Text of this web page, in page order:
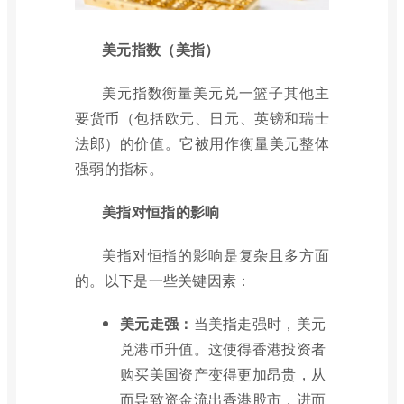
美元指数（美指）
美元指数衡量美元兑一篮子其他主
要货币（包括欧元、日元、英镑和瑞士
法郎）的价值。它被用作衡量美元整体
强弱的指标。
美指对恒指的影响
美指对恒指的影响是复杂且多方面
的。以下是一些关键因素：
美元走强： 当美指走强时，美元
兑港币升值。这使得香港投资者
购买美国资产变得更加昂贵，从
而导致资金流出香港股市，进而